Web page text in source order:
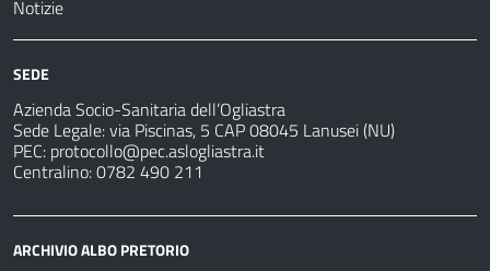
Notizie
SEDE
Azienda Socio-Sanitaria dell’Ogliastra
Sede Legale: via Piscinas, 5 CAP 08045 Lanusei (NU)
PEC: protocollo@pec.aslogliastra.it
Centralino: 0782 490 211
ARCHIVIO ALBO PRETORIO